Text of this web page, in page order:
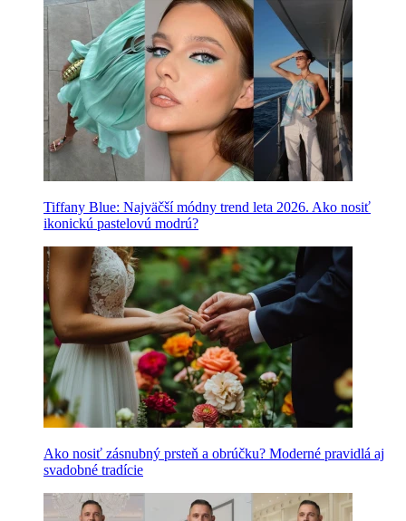
Tiffany Blue: Najväčší módny trend leta 2026. Ako nosiť
ikonickú pastelovú modrú?
Ako nosiť zásnubný prsteň a obrúčku? Moderné pravidlá aj
svadobné tradície